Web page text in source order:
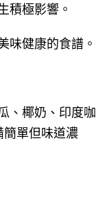
積極影響。
味健康的食譜。
、椰奶、印度咖
單但味道濃